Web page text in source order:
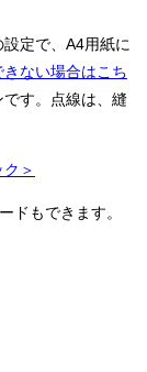
定で、A4用紙に
ない場合はこち
す。点線は、縫
＞
ドもできます。